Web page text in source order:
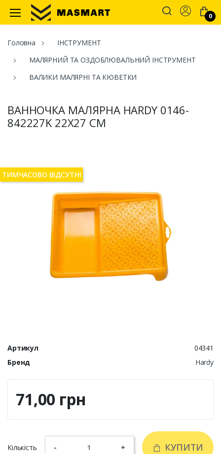
Masmart
Account
0
Головна
ІНСТРУМЕНТ
МАЛЯРНИЙ ТА ОЗДОБЛЮВАЛЬНИЙ ІНСТРУМЕНТ
ВАЛИКИ МАЛЯРНІ ТА КЮВЕТКИ
ВАННОЧКА МАЛЯРНА HARDY 0146-
842227K 22X27 СМ
ТИМЧАСОВО ВІДСУТНІ
Артикул
04341
Бренд
Hardy
71,00 грн
Кількість - + КУПИТИ